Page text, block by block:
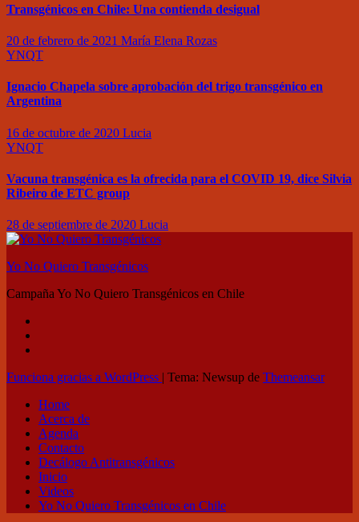
Transgénicos en Chile: Una contienda desigual
20 de febrero de 2021 María Elena Rozas
YNQT
Ignacio Chapela sobre aprobación del trigo transgénico en
Argentina
16 de octubre de 2020 Lucia
YNQT
Vacuna transgénica es la ofrecida para el COVID 19, dice Silvia
Ribeiro de ETC group
28 de septiembre de 2020 Lucia
Yo No Quiero Transgénicos
Campaña Yo No Quiero Transgénicos en Chile
Funciona gracias a WordPress | Tema: Newsup de Themeansar
Home
Acerca de
Agenda
Contacto
Decálogo Antitransgénicos
Inicio
Videos
Yo No Quiero Transgénicos en Chile